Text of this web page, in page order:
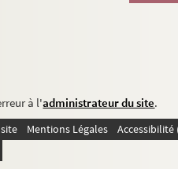
à l'administrateur du site.
Mentions Légales